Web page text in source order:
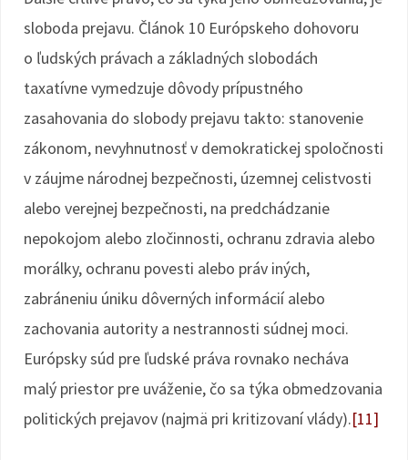
sloboda prejavu. Článok 10 Európskeho dohovoru
o ľudských právach a základných slobodách
taxatívne vymedzuje dôvody prípustného
zasahovania do slobody prejavu takto: stanovenie
zákonom, nevyhnutnosť v demokratickej spoločnosti
v záujme národnej bezpečnosti, územnej celistvosti
alebo verejnej bezpečnosti, na predchádzanie
nepokojom alebo zločinnosti, ochranu zdravia alebo
morálky, ochranu povesti alebo práv iných,
zabráneniu úniku dôverných informácií alebo
zachovania autority a nestrannosti súdnej moci.
Európsky súd pre ľudské práva rovnako necháva
malý priestor pre uváženie, čo sa týka obmedzovania
politických prejavov (najmä pri kritizovaní vlády).[11]